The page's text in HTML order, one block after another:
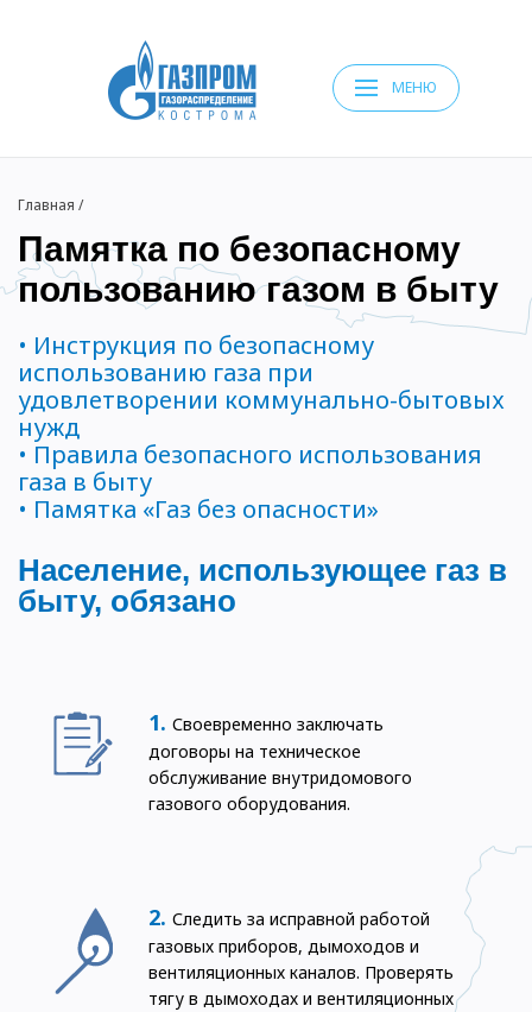
МЕНЮ
Главная /
Памятка по безопасному
пользованию газом в быту
• Инструкция по безопасному
использованию газа при
удовлетворении коммунально-бытовых
нужд
• Правила безопасного использования
газа в быту
• Памятка «Газ без опасности»
Население, использующее газ в
быту, обязано
Своевременно заключать
договоры на техническое
обслуживание внутридомового
газового оборудования.
Следить за исправной работой
газовых приборов, дымоходов и
вентиляционных каналов. Проверять
тягу в дымоходах и вентиляционных